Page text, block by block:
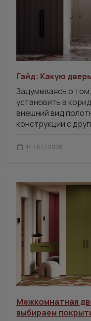
Гайд: Какую
Задумываясь о
установить в
внешний вид
конструкции с
14 / 07 / 2026
Межкомнатная
выбираем